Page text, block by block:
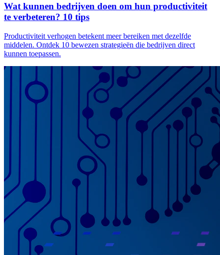
Wat kunnen bedrijven doen om hun productiviteit
te verbeteren? 10 tips
Productiviteit verhogen betekent meer bereiken met dezelfde
middelen. Ontdek 10 bewezen strategieën die bedrijven direct
kunnen toepassen.